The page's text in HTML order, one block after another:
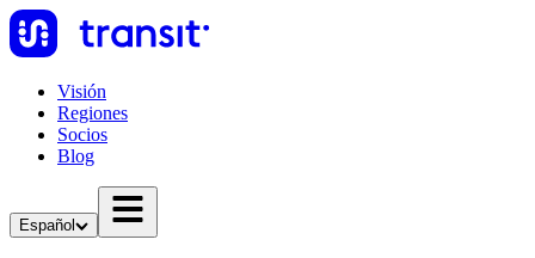
Visión
Regiones
Socios
Blog
Español